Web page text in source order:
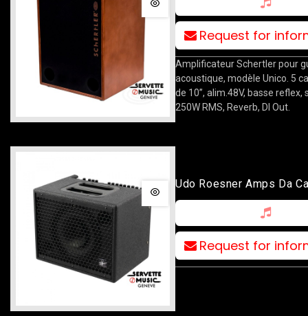
Request for
Amplificateur Schertler pour
acoustique, modèle Unico. 5
de 10’’, alim.48V, basse reflex,
250W RMS, Reverb, DI Out.
Udo Roesner Amps Da
Request for